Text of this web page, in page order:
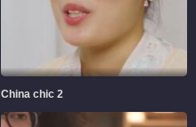
China chic 2